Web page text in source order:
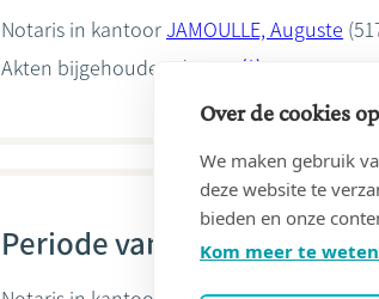
Notaris in kantoor JAMOULLE, Auguste
Akten bijgehouden door
Hélène Diricq
Periode van 18/11/1949 tot
Over de cookies
We maken gebruik
deze website te
bieden en onze
Kom meer te weten